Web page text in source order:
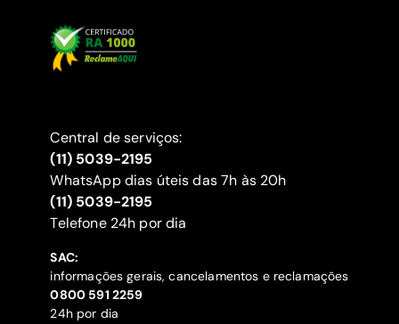
Central de serviços:
(11) 5039-2195
WhatsApp dias úteis das 7h às 20h
(11) 5039-2195
‍Telefone 24h por dia
SAC:
informações gerais, cancelamentos e reclamações
‍0800 591 2259
24h por dia